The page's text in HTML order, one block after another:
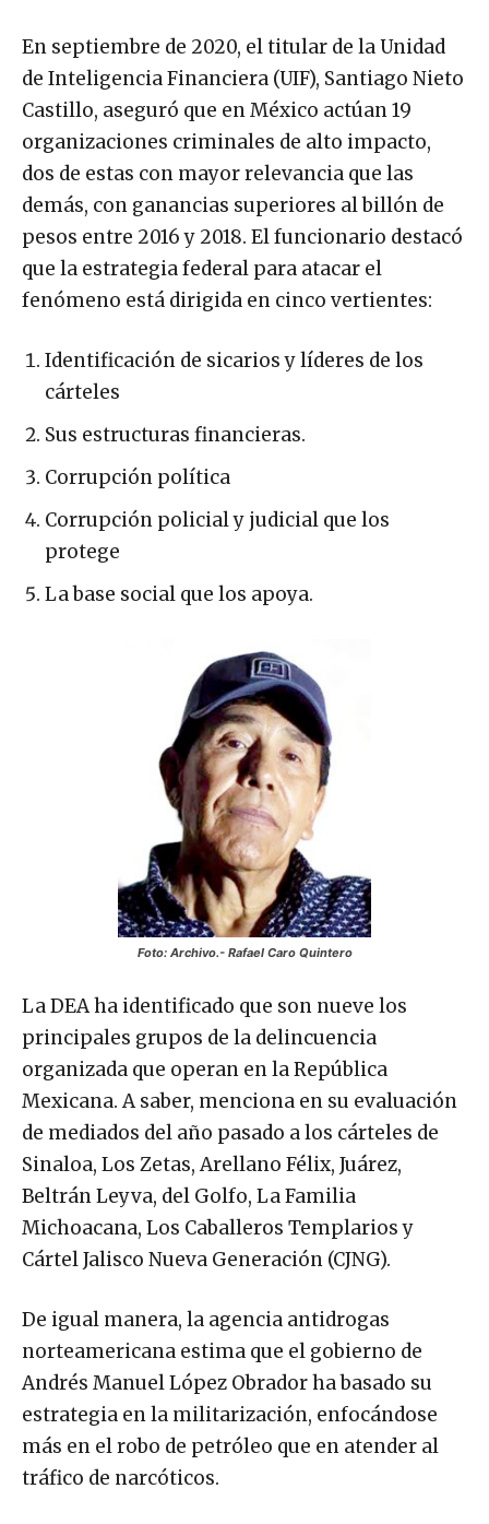
En septiembre de 2020, el titular de la Unidad
de Inteligencia Financiera (UIF), Santiago Nieto
Castillo, aseguró que en México actúan 19
organizaciones criminales de alto impacto,
dos de estas con mayor relevancia que las
demás, con ganancias superiores al billón de
pesos entre 2016 y 2018. El funcionario destacó
que la estrategia federal para atacar el
fenómeno está dirigida en cinco vertientes:
Identificación de sicarios y líderes de los
cárteles
Sus estructuras financieras.
Corrupción política
Corrupción policial y judicial que los
protege
La base social que los apoya.
Foto: Archivo.- Rafael Caro Quintero
La DEA ha identificado que son nueve los
principales grupos de la delincuencia
organizada que operan en la República
Mexicana. A saber, menciona en su evaluación
de mediados del año pasado a los cárteles de
Sinaloa, Los Zetas, Arellano Félix, Juárez,
Beltrán Leyva, del Golfo, La Familia
Michoacana, Los Caballeros Templarios y
Cártel Jalisco Nueva Generación (CJNG).
De igual manera, la agencia antidrogas
norteamericana estima que el gobierno de
Andrés Manuel López Obrador ha basado su
estrategia en la militarización, enfocándose
más en el robo de petróleo que en atender al
tráfico de narcóticos.